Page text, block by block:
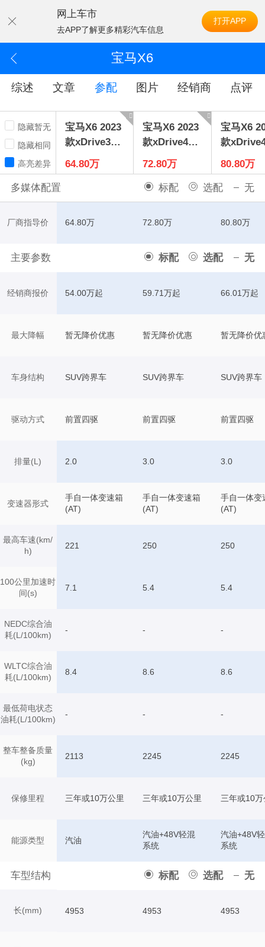
网上车市
去APP了解更多精彩汽车信息
打开APP
宝马X6
综述 文章 参配 图片 经销商 点评
隐藏暂无
隐藏相同
高亮差异
宝马X6 2023
款xDrive30i
M运动套装
64.80万
宝马X6 2023
款xDrive40i
M运动套装
72.80万
宝马X6
款
尊享型M
套装
80.80万
多媒体配置 标配 选配 无
厂商指导价
主要参数 标配 选配 无
经销商报价
最大降幅
车身结构
驱动方式
排量(L)
变速器形式
最高车速(km/
h)
100公里加速时
间(s)
NEDC综合油
耗(L/100km)
WLTC综合油
耗(L/100km)
最低荷电状态
油耗(L/100km)
整车整备质量
(kg)
保修里程
能源类型
车型结构 标配 选配 无
长(mm)
64.80万 72.80万 80.80万
54.00万起 59.71万起 66.01万起
暂无降价优惠 暂无降价优惠 暂无降价优
SUV跨界车 SUV跨界车 SUV跨界车
前置四驱 前置四驱 前置四驱
2.0 3.0 3.0
手自一体变速箱
(AT)
手自一体变速箱
(AT)
手自一体变
(AT)
221 250 250
7.1 5.4 5.4
- - -
8.4 8.6 8.6
- - -
2113 2245 2245
三年或10万公里 三年或10万公里 三年或10万
汽油
汽油+48V轻混
系统
汽油+48V
系统
4953 4953 4953